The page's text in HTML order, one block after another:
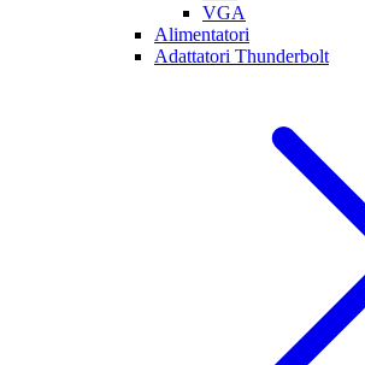
VGA
Alimentatori
Adattatori Thunderbolt